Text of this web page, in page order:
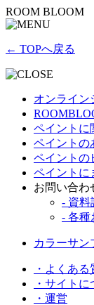
ROOM BLOOM
← TOPへ戻る
オンライン
ペイントに
ペイントの
ペイントの
ペイントに
お問い合わ
- 資料
- 各種
カラーサン
・よくある
・サイトに
・運営